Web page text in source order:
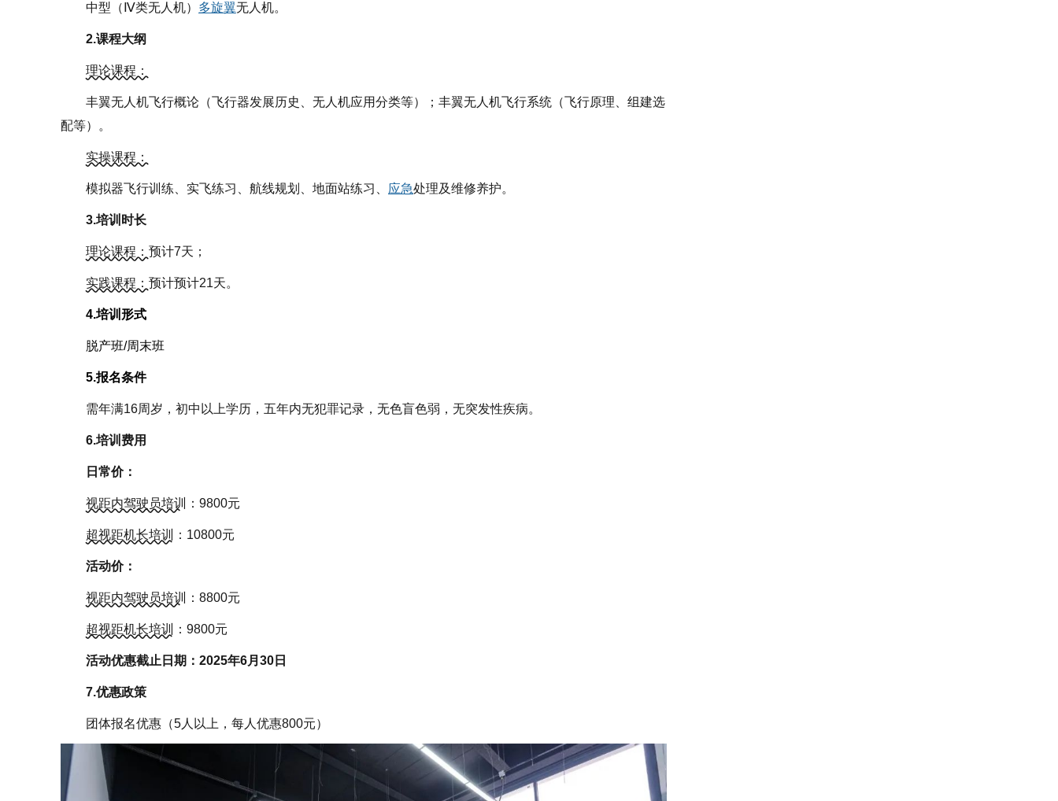
中型（Ⅳ类无人机） 多旋翼无人机。
2.课程大纲
理论课程：
丰翼无人机飞行概论（飞行器发展历史、无人机应用分类等）； 丰翼无人机飞行系统（飞行原理、组建选
配等）。
实操课程：
模拟器飞行训练、实飞练习、航线规划、地面站练习、 应急处理及维修养护。
3.培训时长
理论课程： 预计7天；
实践课程： 预计预计21天。
4.培训形式
脱产班/周末班
5.报名条件
需年满16周岁，初中以上学历，五年内无犯罪记录，无色盲色弱，无突发性疾病。
6.培训费用
日常价：
视距内驾驶员培训 ：9800元
超视距机长培训 ：10800元
活动价：
视距内驾驶员培训 ：8800元
超视距机长培训 ：9800元
活动优惠截止日期：2025年6月30日
7.优惠政策
团体报名优惠（5人以上，每人优惠800元）